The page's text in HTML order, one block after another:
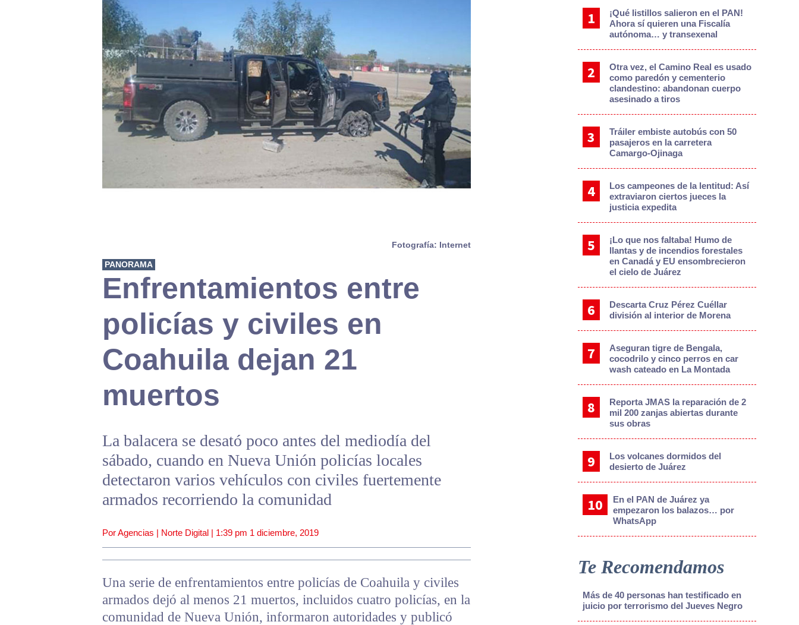
Fotografía: Internet
PANORAMA
Enfrentamientos entre
policías y civiles en
Coahuila dejan 21
muertos
La balacera se desató poco antes del mediodía del
sábado, cuando en Nueva Unión policías locales
detectaron varios vehículos con civiles fuertemente
armados recorriendo la comunidad
Por Agencias | Norte Digital | 1:39 pm 1 diciembre, 2019
Una serie de enfrentamientos entre policías de Coahuila y civiles
armados dejó al menos 21 muertos, incluidos cuatro policías, en la
comunidad de Nueva Unión, informaron autoridades y publicó
¡Qué listillos salieron en el PAN!
Ahora sí quieren una Fiscalía
autónoma… y transexenal
Otra vez, el Camino Real es usado
como paredón y cementerio
clandestino: abandonan cuerpo
asesinado a tiros
Tráiler embiste autobús con 50
pasajeros en la carretera
Camargo-Ojinaga
Los campeones de la lentitud: Así
extraviaron ciertos jueces la
justicia expedita
¡Lo que nos faltaba! Humo de
llantas y de incendios forestales
en Canadá y EU ensombrecieron
el cielo de Juárez
Descarta Cruz Pérez Cuéllar
división al interior de Morena
Aseguran tigre de Bengala,
cocodrilo y cinco perros en car
wash cateado en La Montada
Reporta JMAS la reparación de 2
mil 200 zanjas abiertas durante
sus obras
Los volcanes dormidos del
desierto de Juárez
En el PAN de Juárez ya
empezaron los balazos… por
WhatsApp
Te Recomendamos
Más de 40 personas han testificado en
juicio por terrorismo del Jueves Negro